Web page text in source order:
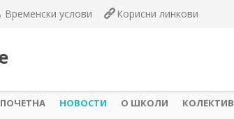
Временски услови Корисни линкови
ПОЧЕТНА НОВОСТИ О ШКОЛИ КОЛЕКТИВ